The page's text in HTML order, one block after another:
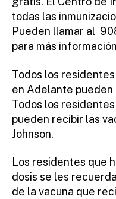
todas las
Pueden llamar al
para más
Todos los
en Adelante
Todos los
pueden recibir las
Johnson.
Los residentes que
dosis se les
de la vacuna que